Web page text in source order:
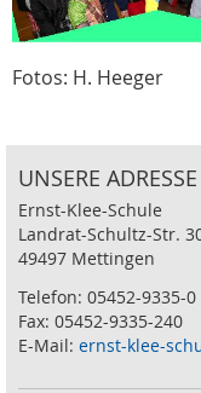
Fotos: H. Heeger
UNSERE ADRESSE
Ernst-Klee-Schule
Landrat-Schultz-Str.
49497 Mettingen
Telefon: 05452-9335-0
Fax: 05452-9335-240
E-Mail: ernst-klee-